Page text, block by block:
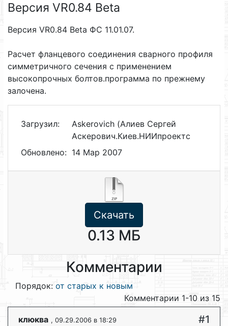
Версия VR0.84 Beta
Версия VR0.84 Beta ФС 11.01.07.
Расчет фланцевого соединения сварного профиля
симметричного сечения с применением
высокопрочных болтов.программа по прежнему
залочена.
Загрузил:
Askerovich (Алиев Сергей
Аскерович.Киев.НИИпроектс
Обновлено: 14 Мар 2007
Скачать
0.13 МБ
Комментарии
Порядок: от старых к новым
Комментарии 1-10 из 15
клюква , 09.29.2006 в 18:29 #1